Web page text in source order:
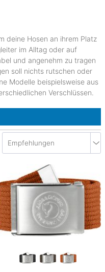
deine Hosen an ihrem Platz
im Alltag oder auf
und angenehm zu tragen
soll nichts rutschen oder
Modelle beispielsweise aus
Verschlüssen.